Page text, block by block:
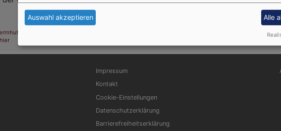
Brüdergemeine
hier .
Fußbereichsmenü
Impressum
Kontakt
Cookie-Einstellungen
Datenschutzerklärung
Barrierefreiheitserklärung
Auswahl akzeptieren Alle